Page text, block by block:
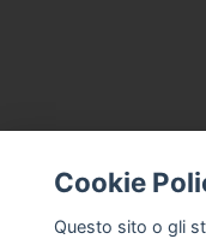
Cookie
Questo sito o gli